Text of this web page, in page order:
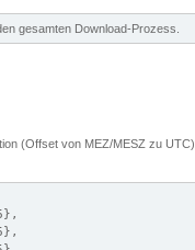
gesamten Download-Prozess.
(Offset von MEZ/MESZ zu UTC)